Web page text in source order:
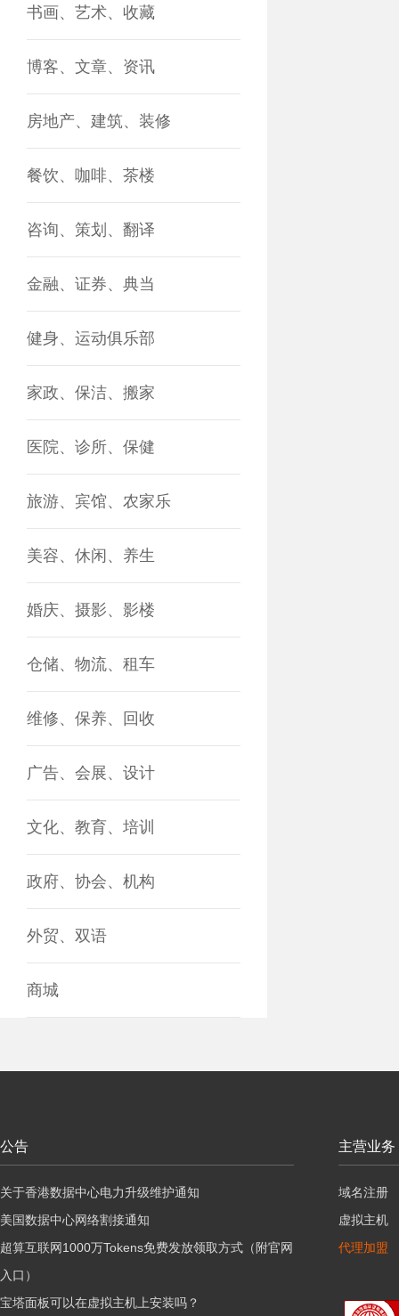
书画、艺术、收藏
博客、文章、资讯
房地产、建筑、装修
餐饮、咖啡、茶楼
咨询、策划、翻译
金融、证券、典当
健身、运动俱乐部
家政、保洁、搬家
医院、诊所、保健
旅游、宾馆、农家乐
美容、休闲、养生
婚庆、摄影、影楼
仓储、物流、租车
维修、保养、回收
广告、会展、设计
文化、教育、培训
政府、协会、机构
外贸、双语
商城
公告
关于香港数据中心电力升级维护通知
美国数据中心网络割接通知
超算互联网1000万Tokens免费发放领取方式（附官网
入口）
宝塔面板可以在虚拟主机上安装吗？
主营业务
域名注册
虚拟主机
代理加盟